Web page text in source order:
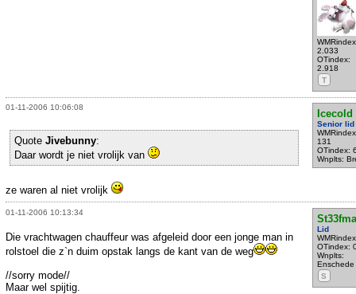
2.033
OTindex:
2.918
T
01-11-2006 10:06:08
Icecold
Senior lid
131
OTindex:
Wnplts:
Quote Jivebunny:
Daar wordt je niet vrolijk van
ze waren al niet vrolijk
01-11-2006 10:13:34
Lid
OTindex:
Wnplts:
Enschede
S
Die vrachtwagen chauffeur was afgeleid door een jonge man in
rolstoel die z`n duim opstak langs de kant van de weg
//sorry mode//
Maar wel spijtig.